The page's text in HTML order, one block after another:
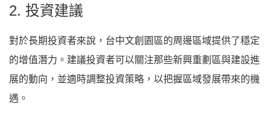
2. 投資建議
對於長期投資者來說，台中文創園區的周邊區域提供了穩定
的增值潛力。建議投資者可以關注那些新興重劃區與建設進
展的動向，並適時調整投資策略，以把握區域發展帶來的機
遇。